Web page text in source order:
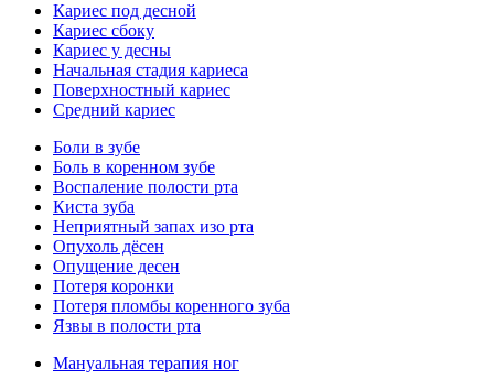
Кариес под десной
Кариес сбоку
Кариес у десны
Начальная стадия кариеса
Поверхностный кариес
Средний кариес
Боли в зубе
Боль в коренном зубе
Воспаление полости рта
Киста зуба
Неприятный запах изо рта
Опухоль дёсен
Опущение десен
Потеря коронки
Потеря пломбы коренного зуба
Язвы в полости рта
Мануальная терапия ног